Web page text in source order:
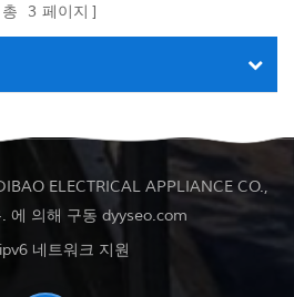
총 3 페이지
ELECTRICAL APPLIANCE CO.,
에 의해 구동 dyyseo.com
ipv6 네트워크 지원